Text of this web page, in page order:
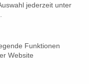
Internet und Radio
und
von Ann-Marlene
jederzeit unter
Funktionen
Website